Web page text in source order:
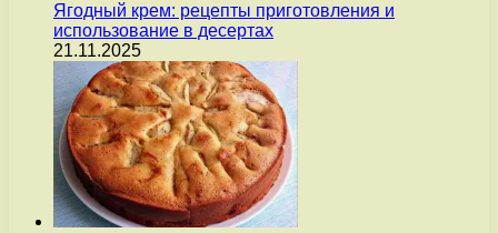
Ягодный крем: рецепты приготовления и
использование в десертах
21.11.2025